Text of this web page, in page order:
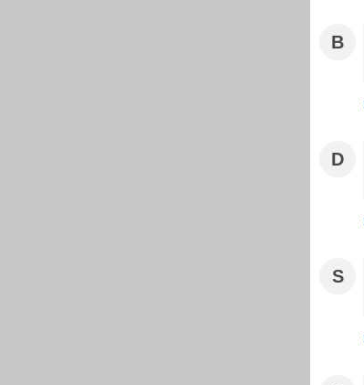
B
D
S